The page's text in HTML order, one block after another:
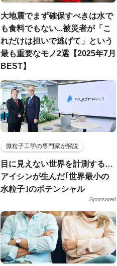
大地震でまず確保すべきは水で
も食料でもない...被災者が「こ
れだけは担いで逃げて」という
最も重要なモノ2選【2025年7月
BEST】
微粒子工学の専門家が解説
目に見えない世界を計測する…
アイシンが生んだ｢世界最小の
水粒子｣のポテンシャル
Sponsored